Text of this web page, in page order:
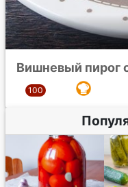
Вишневый пирог